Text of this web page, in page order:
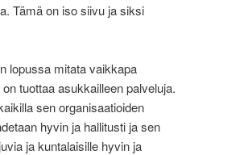
Tämä on iso siivu ja siksi
lopussa mitata vaikkapa
tuottaa asukkailleen palveluja.
sen organisaatioiden
hyvin ja hallitusti ja sen
ja kuntalaisille hyvin ja